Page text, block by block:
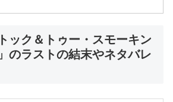
ック＆トゥー・スモーキン
のラストの結末やネタバレ